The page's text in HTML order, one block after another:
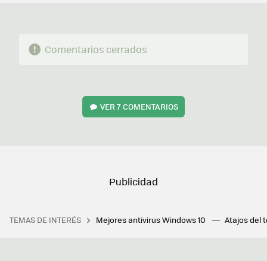
Comentarios cerrados
VER7 COMENTARIOS
TEMAS DE INTERÉS Mejores antivirus Windows 10 Atajos del